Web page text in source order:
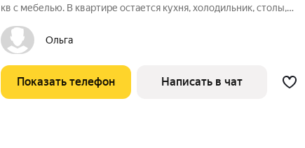
кв с мебелью. В квартире остается кухня, холодильник, столы,
телевизор. Потолки-наияжные, Стены-обои.
Металлопластиковые.
Ольга
Показать телефон Написать в чат